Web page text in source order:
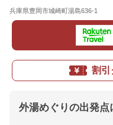
兵庫県豊岡市城崎町湯島636-1
割引
外湯めぐりの出発点